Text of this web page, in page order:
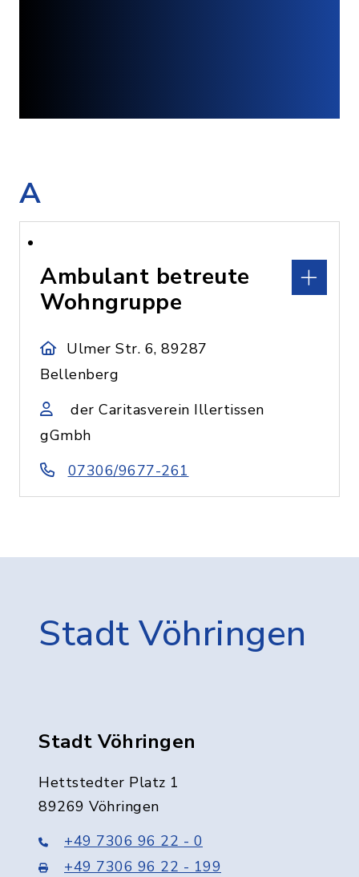
A
Ambulant betreute
Wohngruppe
Ulmer Str. 6, 89287
Bellenberg
der Caritasverein Illertissen
gGmbh
07306/9677-261
Stadt Vöhringen
Stadt Vöhringen
Hettstedter Platz 1
89269 Vöhringen
+49 7306 96 22 - 0
+49 7306 96 22 - 199